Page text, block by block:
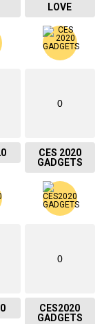
LOVE
0
CES 2020
GADGETS
0
CES2020
GADGETS